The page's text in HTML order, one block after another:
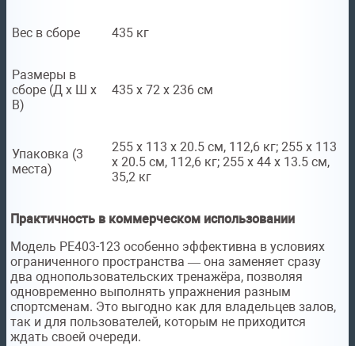
Вес в сборе 435 кг
Размеры в
сборе (Д x Ш x
В)
435 x 72 x 236 см
Упаковка (3
места)
255 x 113 x 20.5 см, 112,6 кг; 255 x 113
x 20.5 см, 112,6 кг; 255 x 44 x 13.5 см,
35,2 кг
Практичность в коммерческом использовании
Модель PE403-123 особенно эффективна в условиях
ограниченного пространства — она заменяет сразу
два однопользовательских тренажёра, позволяя
одновременно выполнять упражнения разным
спортсменам. Это выгодно как для владельцев залов,
так и для пользователей, которым не приходится
ждать своей очереди.